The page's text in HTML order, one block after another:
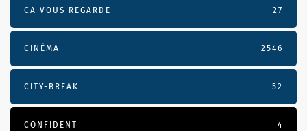
CA VOUS REGARDE 27
CINÉMA 2546
CITY-BREAK 52
CONFIDENT 4